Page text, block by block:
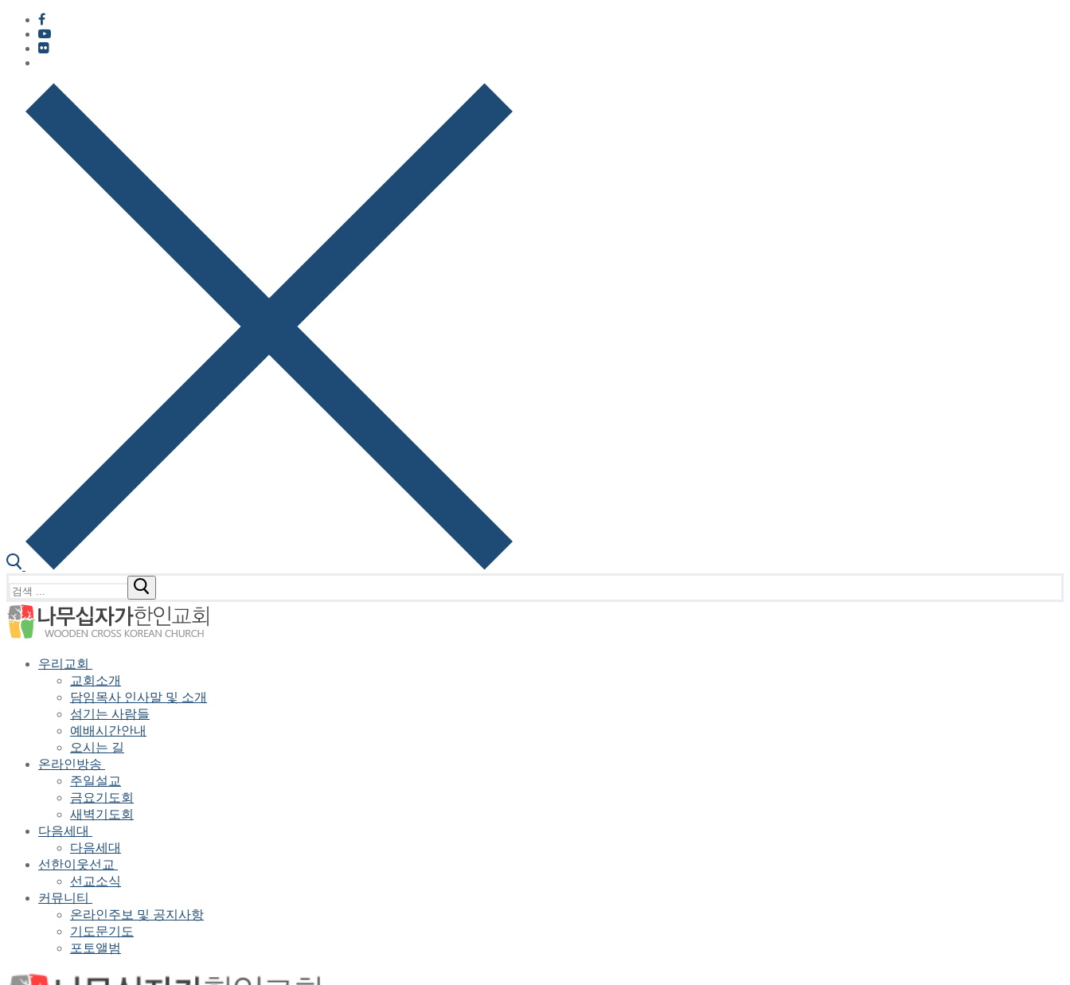
색
:
우리교회
교회소개
담임목사 인사말 및 소개
섬기는 사람들
예배시간안내
오시는 길
온라인방송
주일설교
금요기도회
새벽기도회
다음세대
다음세대
선한이웃선교
선교소식
커뮤니티
온라인주보 및 공지사항
기도문기도
포토앨범